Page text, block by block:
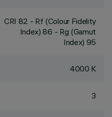
CRI 82 - Rf (Colour Fidelity
Index) 86 - Rg (Gamut
Index) 95
4000 K
3